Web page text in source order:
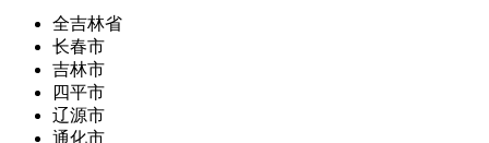
全吉林省
长春市
吉林市
四平市
辽源市
通化市